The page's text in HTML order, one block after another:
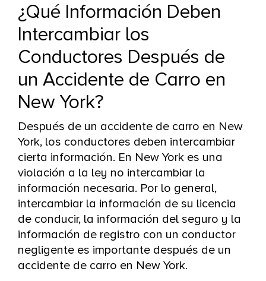
¿Qué Información Deben
Intercambiar los
Conductores Después de
un Accidente de Carro en
New York?
Después de un accidente de carro en New
York, los conductores deben intercambiar
cierta información. En New York es una
violación a la ley no intercambiar la
información necesaria. Por lo general,
intercambiar la información de su licencia
de conducir, la información del seguro y la
información de registro con un conductor
negligente es importante después de un
accidente de carro en New York.